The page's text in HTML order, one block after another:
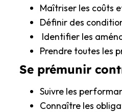
Maîtriser les coûts
Définir des
Identifier les
Prendre toutes les
Se prémunir
Suivre les
Connaître les